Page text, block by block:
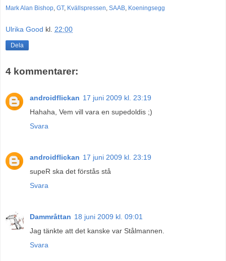
Mark Alan Bishop, GT, Kvällspressen, SAAB, Koeningsegg
Ulrika Good kl. 22:00
Dela
4 kommentarer:
androidflickan 17 juni 2009 kl. 23:19
Hahaha, Vem vill vara en supedoldis ;)
Svara
androidflickan 17 juni 2009 kl. 23:19
supeR ska det förstås stå
Svara
Dammråttan 18 juni 2009 kl. 09:01
Jag tänkte att det kanske var Stålmannen.
Svara